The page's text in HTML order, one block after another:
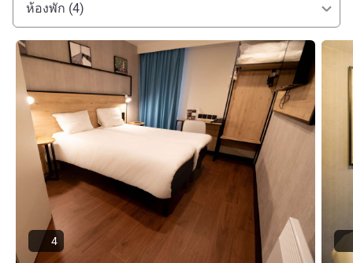
ห้องพัก (4)
ดูรายละเอียด
4
ดูราย